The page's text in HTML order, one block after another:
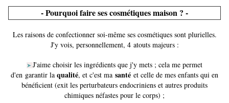
- Pourquoi faire ses cosmétiques maison ? -
Les raisons de confectionner soi-même ses cosmétiques sont plurielles.
J'y vois, personnellement, 4 atouts majeurs :
➤ J'aime choisir les ingrédients que j'y mets ; cela me permet
d'en garantir la qualité, et c'est ma santé et celle de mes enfants qui en
bénéficient (exit les perturbateurs endocriniens et autres produits
chimiques néfastes pour le corps) ;